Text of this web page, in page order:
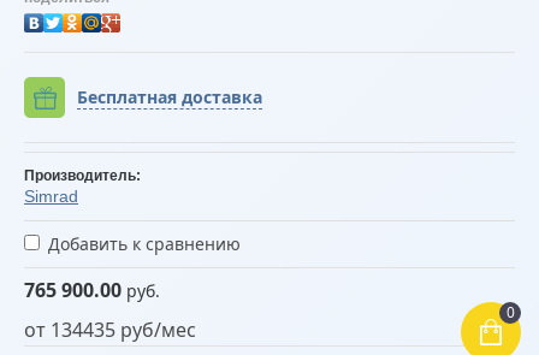
0
Бесплатная доставка
Производитель:
Simrad
Добавить к сравнению
765 900.00 руб.
от 134435 руб/мес